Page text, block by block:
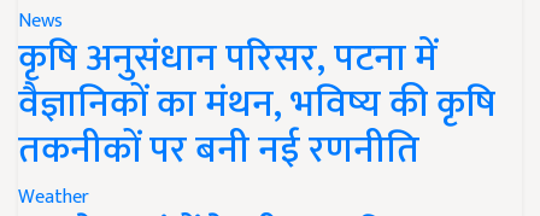
News
कृषि अनुसंधान परिसर, पटना में
वैज्ञानिकों का मंथन, भविष्य की कृषि
तकनीकों पर बनी नई रणनीति
Weather